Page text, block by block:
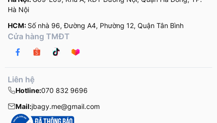
Liên hệ
Hotline:070 832 9696
Mail:jbagy.me@gmail.com
Hà Nội
HCM: Số nhà 96, Đường A4, Phường 12, Quận Tân Bình
Cửa hàng TMĐT